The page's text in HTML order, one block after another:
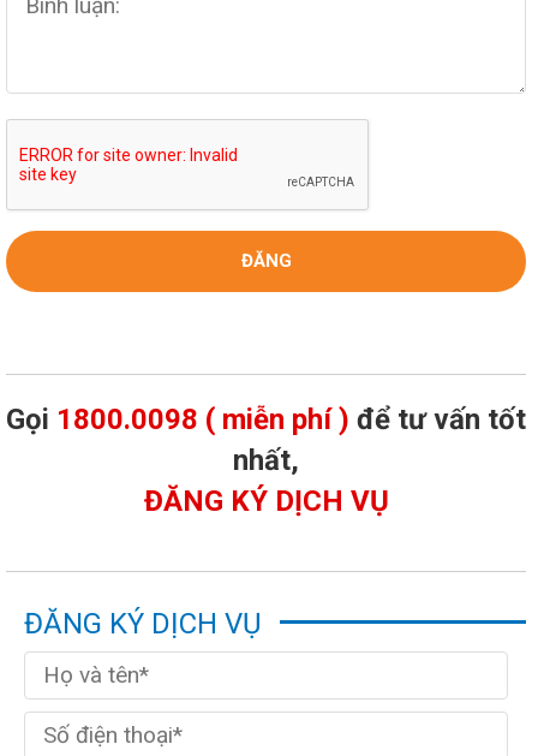
Gọi 1800.0098 ( miễn phí ) để tư vấn tốt
nhất,
ĐĂNG KÝ DỊCH VỤ
ĐĂNG KÝ DỊCH VỤ